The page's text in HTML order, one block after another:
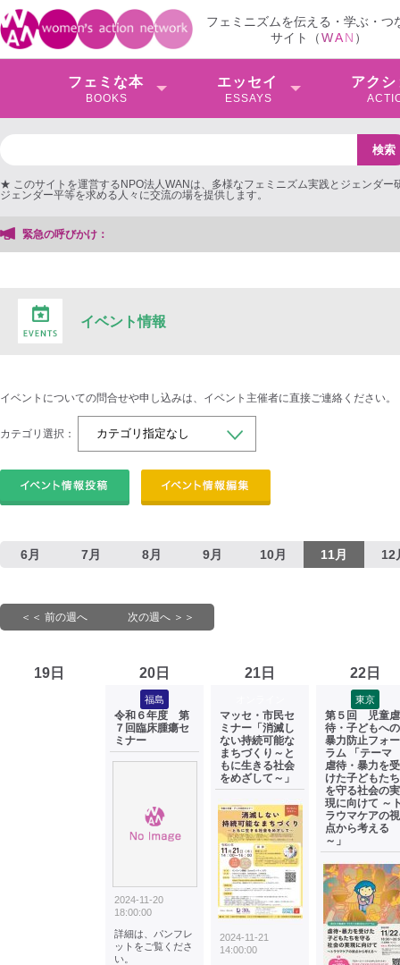
フェミニズムを伝える・学ぶ・つ
サイト（WAN ）
フェミな本
BOOKS
エッセイ
ESSAYS
アクシ
★ このサイトを運営するNPO法人WANは、多様なフェミニズム実践とジェンダー
ジェンダー平等を求める人々に交流の場を提供します。
緊急の呼びかけ：
イベント情報
イベントについての問合せや申し込みは、イベント主催者に直接ご連絡ください。
カテゴリ選択：
6月 7月 8月 9月 10月 11月 12
＜＜ 前の週へ 次の週へ ＞＞
19日 20日
福島
令和６年度 第
７回臨床腫瘍セ
ミナー
2024-11-20
18:00:00
詳細は、パンフレ
ットをご覧くださ
い。
21日
マッセ・市民セ
ミナー「消滅し
ない持続可能な
まちづくり～と
もに生きる社会
をめざして～」
2024-11-21
14:00:00
22日
東京
第５回 児童虐
待・子どもへの
暴力防止フォー
ラム 「テー
虐待・暴力を受
けた子どもたち
を守る社会の実
現に向けて ～
ラウマケアの視
点から考える
～」